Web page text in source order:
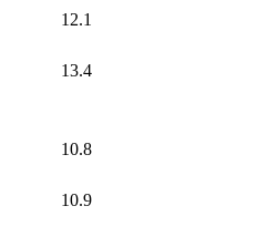
12.1
13.4
10.8
10.9